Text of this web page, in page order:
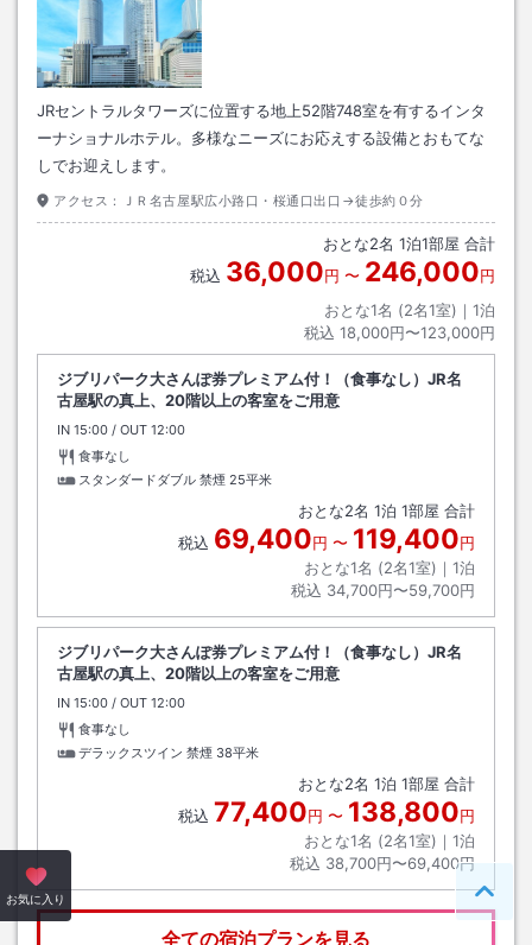
JRセントラルタワーズに位置する地上52階748室を有するインタ
ーナショナルホテル。多様なニーズにお応えする設備とおもてな
しでお迎えします。
アクセス： ＪＲ名古屋駅広小路口・桜通口出口→徒歩約０分
おとな2名 1泊1部屋 合計
税込 36,000円 〜 246,000円
おとな1名 (2名1室)｜ 1泊
税込 18,000円〜123,000円
ジブリパーク大さんぽ券プレミアム付！（食事なし）JR名
古屋駅の真上、20階以上の客室をご用意
IN チェックイン
15:00 / OUT チェックアウト
12:00
食事なし
スタンダードダブル 禁煙 25平米
おとな2名 1泊 1部屋 合計
税込 69,400円 〜 119,400円
おとな1名 (2名1室)｜ 1泊
税込 34,700円〜59,700円
ジブリパーク大さんぽ券プレミアム付！（食事なし）JR名
古屋駅の真上、20階以上の客室をご用意
IN チェックイン
15:00 / OUT チェックアウト
12:00
食事なし
デラックスツイン 禁煙 38平米
おとな2名 1泊 1部屋 合計
税込 77,400円 〜 138,800円
おとな1名 (2名1室)｜ 1泊
税込 38,700円〜69,400円
全ての宿泊プランを見る
お気に入り ペー